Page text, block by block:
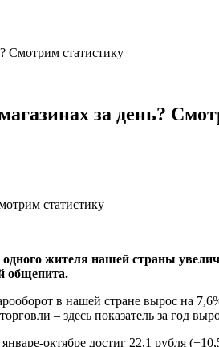
Смотрим статистику
за день?
одного жителя нашей страны
общепита.
в нашей стране вырос на
– здесь показатель за год
октябре достиг 22,1 рубля